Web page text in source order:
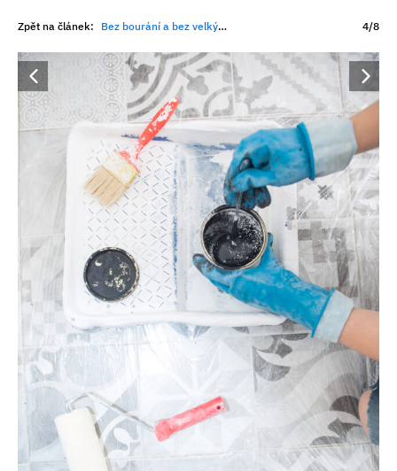
Zpět na článek: Bez bourání a bez velkých výdajů. Jak natřít kachličky, aby se barva neloupala 4/8